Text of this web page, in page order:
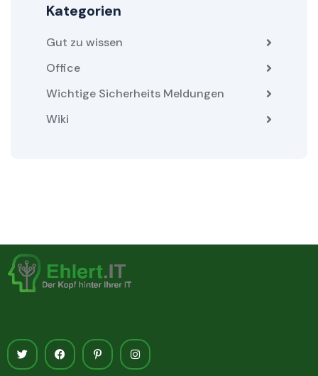
Kategorien
Gut zu wissen
Office
Wichtige Sicherheits Meldungen
Wiki